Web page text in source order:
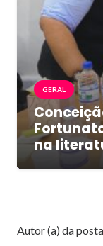
GERAL
na
Autor (a) da